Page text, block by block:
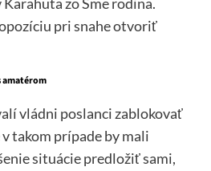
pri snahe otvoriť
amatérom
vládni poslanci zablokovať
takom prípade by mali
situácie predložiť sami,